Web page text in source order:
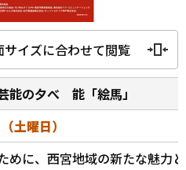
サイズに合わせて閲覧
能の夕べ 能「絵馬」
土曜日）
めに、西宮地域の新たな魅力